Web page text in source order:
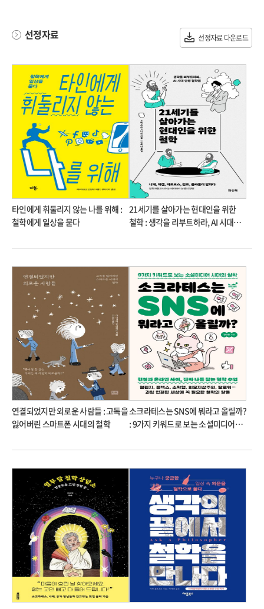
선정자료 선정자료 다운로드
타인에게 휘둘리지 않는 나를 위해 :
철학에게 일상을 묻다
21세기를 살아가는 현대인을 위한
철학 : 생각을 리부트하라, AI 시대
연결되었지만 외로운 사람들 : 고독을
잃어버린 스마트폰 시대의 철학
소크라테스는 SNS에 뭐라고 올릴까?
: 9가지 키워드로 보는 소셜미디어